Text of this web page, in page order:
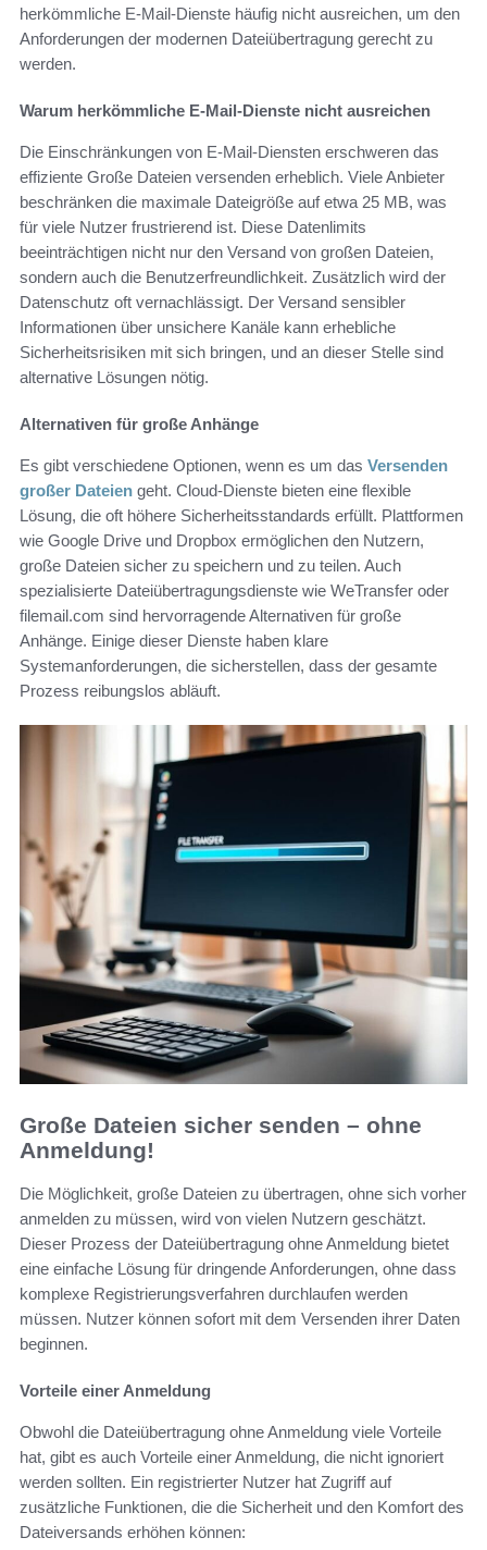
herkömmliche E-Mail-Dienste häufig nicht ausreichen, um den
Anforderungen der modernen Dateiübertragung gerecht zu
werden.
Warum herkömmliche E-Mail-Dienste nicht ausreichen
Die Einschränkungen von E-Mail-Diensten erschweren das
effiziente Große Dateien versenden erheblich. Viele Anbieter
beschränken die maximale Dateigröße auf etwa 25 MB, was
für viele Nutzer frustrierend ist. Diese Datenlimits
beeinträchtigen nicht nur den Versand von großen Dateien,
sondern auch die Benutzerfreundlichkeit. Zusätzlich wird der
Datenschutz oft vernachlässigt. Der Versand sensibler
Informationen über unsichere Kanäle kann erhebliche
Sicherheitsrisiken mit sich bringen, und an dieser Stelle sind
alternative Lösungen nötig.
Alternativen für große Anhänge
Es gibt verschiedene Optionen, wenn es um das Versenden
großer Dateien geht. Cloud-Dienste bieten eine flexible
Lösung, die oft höhere Sicherheitsstandards erfüllt. Plattformen
wie Google Drive und Dropbox ermöglichen den Nutzern,
große Dateien sicher zu speichern und zu teilen. Auch
spezialisierte Dateiübertragungsdienste wie WeTransfer oder
filemail.com sind hervorragende Alternativen für große
Anhänge. Einige dieser Dienste haben klare
Systemanforderungen, die sicherstellen, dass der gesamte
Prozess reibungslos abläuft.
Große Dateien sicher senden – ohne
Anmeldung!
Die Möglichkeit, große Dateien zu übertragen, ohne sich vorher
anmelden zu müssen, wird von vielen Nutzern geschätzt.
Dieser Prozess der Dateiübertragung ohne Anmeldung bietet
eine einfache Lösung für dringende Anforderungen, ohne dass
komplexe Registrierungsverfahren durchlaufen werden
müssen. Nutzer können sofort mit dem Versenden ihrer Daten
beginnen.
Vorteile einer Anmeldung
Obwohl die Dateiübertragung ohne Anmeldung viele Vorteile
hat, gibt es auch Vorteile einer Anmeldung, die nicht ignoriert
werden sollten. Ein registrierter Nutzer hat Zugriff auf
zusätzliche Funktionen, die die Sicherheit und den Komfort des
Dateiversands erhöhen können: